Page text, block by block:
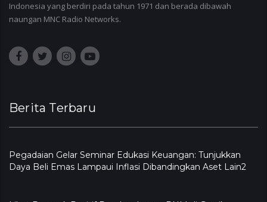
Indonesia yang berdiri pada tahun 1971 dan berada dibawah
naungan MNC Radio Networks.
Berita Terbaru
Pegadaian Gelar Seminar Edukasi Keuangan: Tunjukkan
Daya Beli Emas Lampaui Inflasi Dibandingkan Aset Lain2